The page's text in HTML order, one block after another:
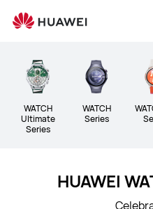
WATCH
Ultimate
Series
WATCH
Series
HUAWEI